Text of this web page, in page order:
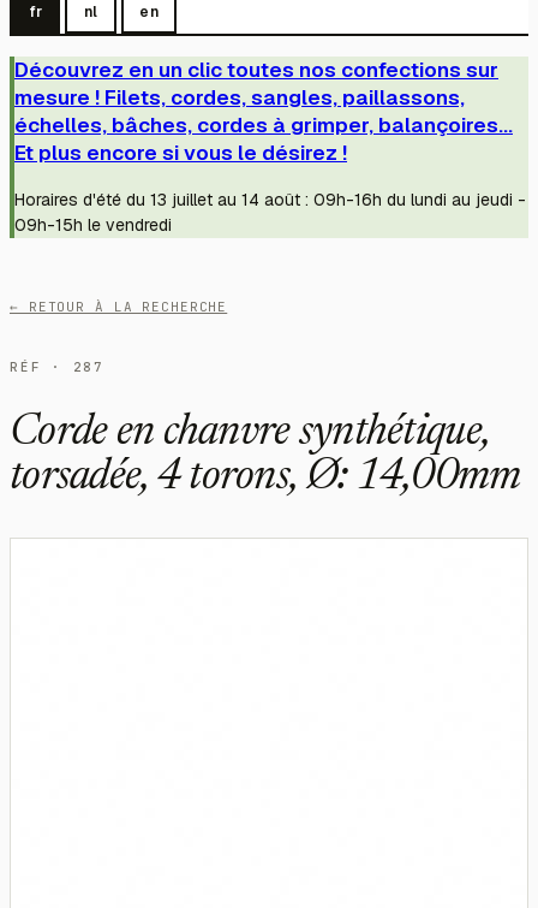
fr nl en
Découvrez en un clic toutes nos confections sur
mesure ! Filets, cordes, sangles, paillassons,
échelles, bâches, cordes à grimper, balançoires...
Et plus encore si vous le désirez !
Horaires d'été du 13 juillet au 14 août : 09h-16h du lundi au jeudi -
09h-15h le vendredi
← RETOUR À LA RECHERCHE
RÉF · 287
Corde en chanvre synthétique,
torsadée, 4 torons, Ø: 14,00mm